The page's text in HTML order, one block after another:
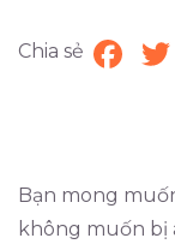
Chia sẻ
Bạn mong
không muốn bị